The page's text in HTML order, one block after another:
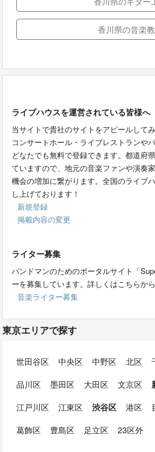
香川県の音楽
ライブハウスを運営されている皆様へ
当サイトで貴社のサイトをアピールして
コンサートホール・ライブレストランや
どなたでも無料で登録できます。都道府
ていますので、地元の音楽ファンや演奏
機会の増加に繋がります。全国のライブ
し上げております！
新規登録
掲載内容の変更
ライター募集
バンドマンのためのポータルサイト「
ーを募集しています。詳しくはこちらから
音楽ライター募集
東京エリアで探す
世田谷区 中央区 中野区 北区
品川区
墨田区 大田区 文京区
江戸川区
江東区 渋谷区 港区
葛飾区
豊島区 足立区 23区外